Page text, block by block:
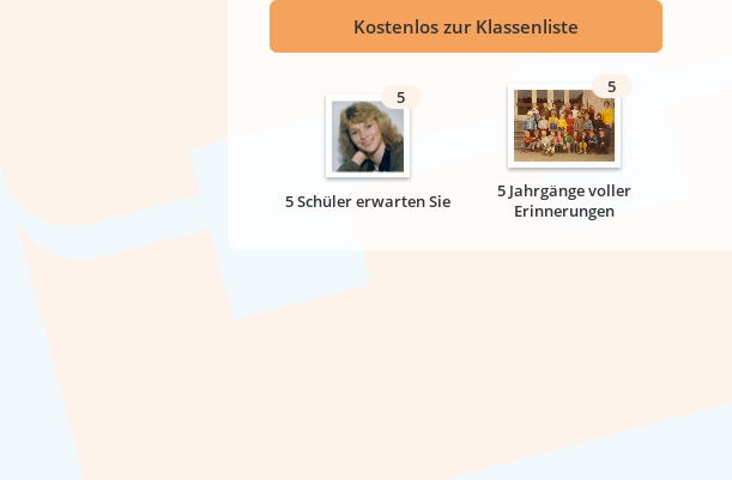
Kostenlos zur Klassenliste
5
5 Schüler erwarten Sie
5
5 Jahrgänge voller
Erinnerungen